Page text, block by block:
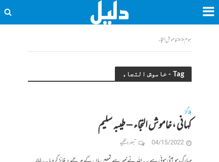
ہوم<<خاموش التجاء
Tag - خاموش التجاء
بلاگز
کہانی ، خاموش التجاء – طیبہ سلیم
04/15/2022 تبصرہ لکھیے